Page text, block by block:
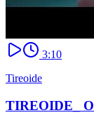
3:10
Tireoide
TIREOIDE_